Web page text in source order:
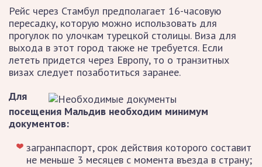
Рейс через Стамбул предполагает 16-часовую
пересадку, которую можно использовать для
прогулок по улочкам турецкой столицы. Виза для
выхода в этот город также не требуется. Если
лететь придется через Европу, то о транзитных
визах следует позаботиться заранее.
Для
посещения Мальдив необходим минимум
документов:
загранпаспорт, срок действия которого составит
не меньше 3 месяцев с момента въезда в страну;